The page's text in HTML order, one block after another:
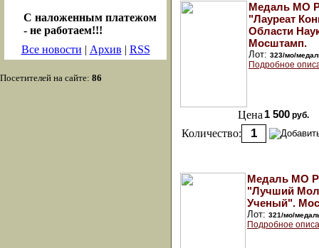
С наложенным платежом
- не работаем!!!
Все новости | Архив | RSS
Посетителей на сайте: 86
Медаль МО
"Лауреат
Области
Мосштамп.
Лот: 323/мо/
Подробное
Цена 1 500 руб.
Количество:
Медаль МО
"Лучший
Ученый".
Лот: 321/мо/
Подробное